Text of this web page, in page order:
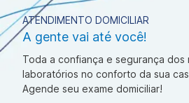
ATENDIMENTO DOMICILIAR
A gente vai até você!
Toda a confiança e segurança dos
laboratórios no conforto da sua
Agende seu exame domiciliar!